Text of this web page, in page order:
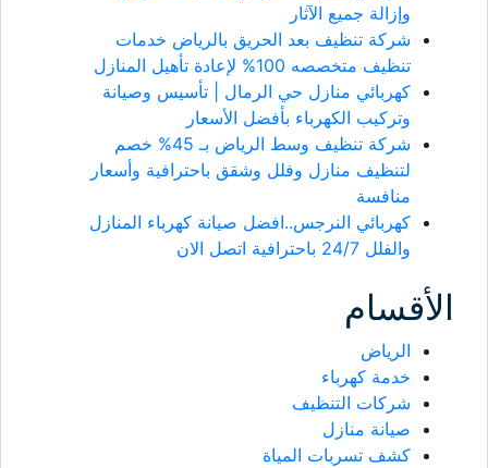
وإزالة جميع الآثار
شركة تنظيف بعد الحريق بالرياض خدمات
تنظيف متخصصه 100% لإعادة تأهيل المنازل
كهربائي منازل حي الرمال | تأسيس وصيانة
وتركيب الكهرباء بأفضل الأسعار
شركة تنظيف وسط الرياض بـ 45% خصم
لتنظيف منازل وفلل وشقق باحترافية وأسعار
منافسة
كهربائي النرجس..افضل صيانة كهرباء المنازل
والفلل 24/7 باحترافية اتصل الان
الأقسام
الرياض
خدمة كهرباء
شركات التنظيف
صيانة منازل
كشف تسربات المياة